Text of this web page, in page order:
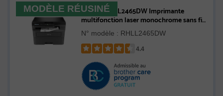
MODÈLE RÉUSINÉBrother HL-L2465DW Imprimante
multifonction laser monochrome sans fil
compacte compatible avec
l’Abonnement Refresh - Remis à neuf
N° modèle : RHLL2465DW
4.4
4.4
out
of